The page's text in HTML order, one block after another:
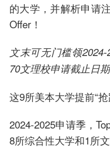
的大学，并解析申请
Offer！
文末可无门槛领
70文理校申请截止日
这9所美本大学提前“抢
2024-2025申请季，
8所综合性大学和1所